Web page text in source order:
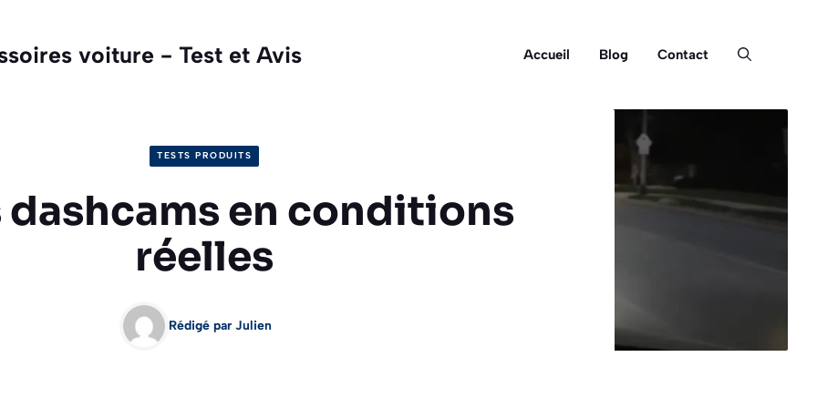
voiture - Test et Avis Accueil Blog Contact
TESTS PRODUITS
dashcams en conditions
réelles
Rédigé par Julien